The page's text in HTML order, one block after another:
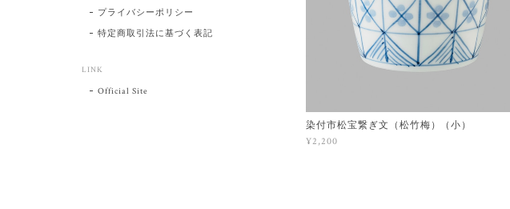
染付市松宝繋ぎ文（松竹梅）（小）
¥2,200
プライバシーポリシー
特定商取引法に基づく表記
LINK
Official Site